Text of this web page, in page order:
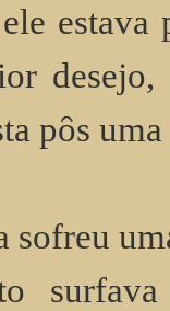
estava
pôs
sofreu